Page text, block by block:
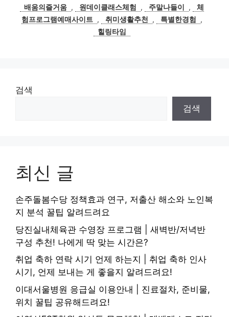
리
그
배움의즐거움 , 원데이클래스체험 , 주말나들이 ,
체
험프로그램예매사이트 , 취미생활추천 , 특별한경험
,
힐링타임
검색
검색
최신 글
손주돌봄수당 정책효과 연구, 저출산 해소와 노인복
지 분석 꿀팁 알려드려요
당진실내체육관 수영장 프로그램 | 새벽반/저녁반
구성 추천! 나에게 딱 맞는 시간은?
취업 축하 연락 시기 언제 하는지 | 취업 축하 인사
시기, 언제 보내는 게 좋을지 알려드려요!
이대서울병원 응급실 이용안내 | 진료절차, 준비물,
위치 꿀팁 공유해드려요!